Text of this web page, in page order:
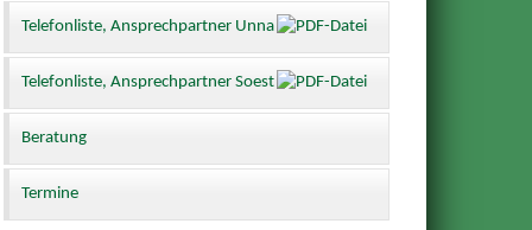
Telefonliste, Ansprechpartner Unna
Telefonliste, Ansprechpartner Soest
Beratung
Termine